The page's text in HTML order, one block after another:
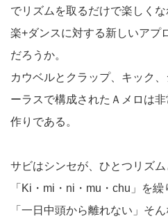
でリズムを取るだけで楽しく
楽+ダンスに対する新しいアプ
だろうか。
カウベルとクラップ、キック
ーラスで構成されたＡメロは
作りである。
サビはシンセが、ひとつリズ
「Ki・mi・ni・mu・chu」を繰
「一日中頭から離れない」そ